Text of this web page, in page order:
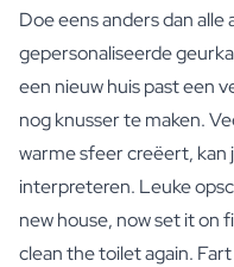
Doe eens anders dan
gepersonaliseerde
een nieuw huis past een
nog knusser te maken.
warme sfeer creëert, kan
interpreteren. Leuke
new house, now set it on
clean the toilet again.